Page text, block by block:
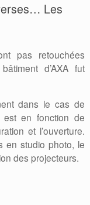
Les
pas retouchées
d’AXA fut
dans le cas de
est en fonction de
et l’ouverture.
en studio photo, le
des projecteurs.